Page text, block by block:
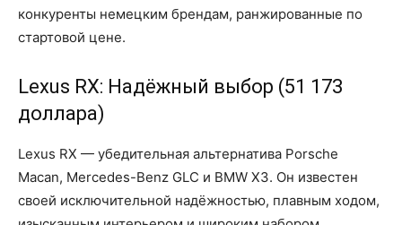
конкуренты немецким брендам, ранжированные по
стартовой цене.
Lexus RX: Надёжный выбор (51 173
доллара)
Lexus RX — убедительная альтернатива Porsche
Macan, Mercedes-Benz GLC и BMW X3. Он известен
своей исключительной надёжностью, плавным ходом,